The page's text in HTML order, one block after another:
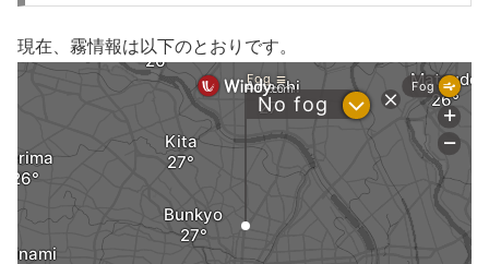
現在、霧情報は以下のとおりです。